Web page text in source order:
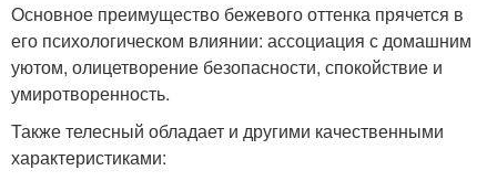
Основное преимущество бежевого оттенка прячется в
его психологическом влиянии: ассоциация с домашним
уютом, олицетворение безопасности, спокойствие и
умиротворенность.
Также телесный обладает и другими качественными
характеристиками: